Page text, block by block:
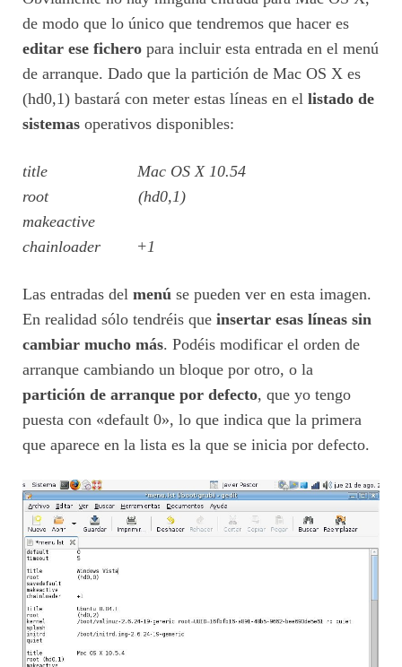
de modo que lo único que tendremos que hacer es
editar ese fichero para incluir esta entrada en el menú
de arranque. Dado que la partición de Mac OS X es
(hd0,1) bastará con meter estas líneas en el listado de
sistemas operativos disponibles:
title Mac OS X 10.54
root (hd0,1)
makeactive
chainloader +1
Las entradas del menú se pueden ver en esta imagen.
En realidad sólo tendréis que insertar esas líneas sin
cambiar mucho más. Podéis modificar el orden de
arranque cambiando un bloque por otro, o la
partición de arranque por defecto, que yo tengo
puesta con «default 0», lo que indica que la primera
que aparece en la lista es la que se inicia por defecto.